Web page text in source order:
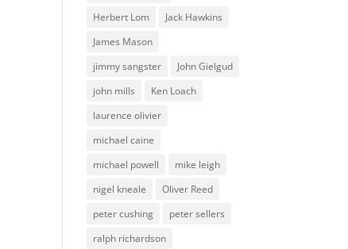
Herbert Lom
Jack Hawkins
James Mason
jimmy sangster
John Gielgud
john mills
Ken Loach
laurence olivier
michael caine
michael powell
mike leigh
nigel kneale
Oliver Reed
peter cushing
peter sellers
ralph richardson